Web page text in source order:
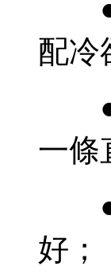
●
配冷
●
一條
●
好；